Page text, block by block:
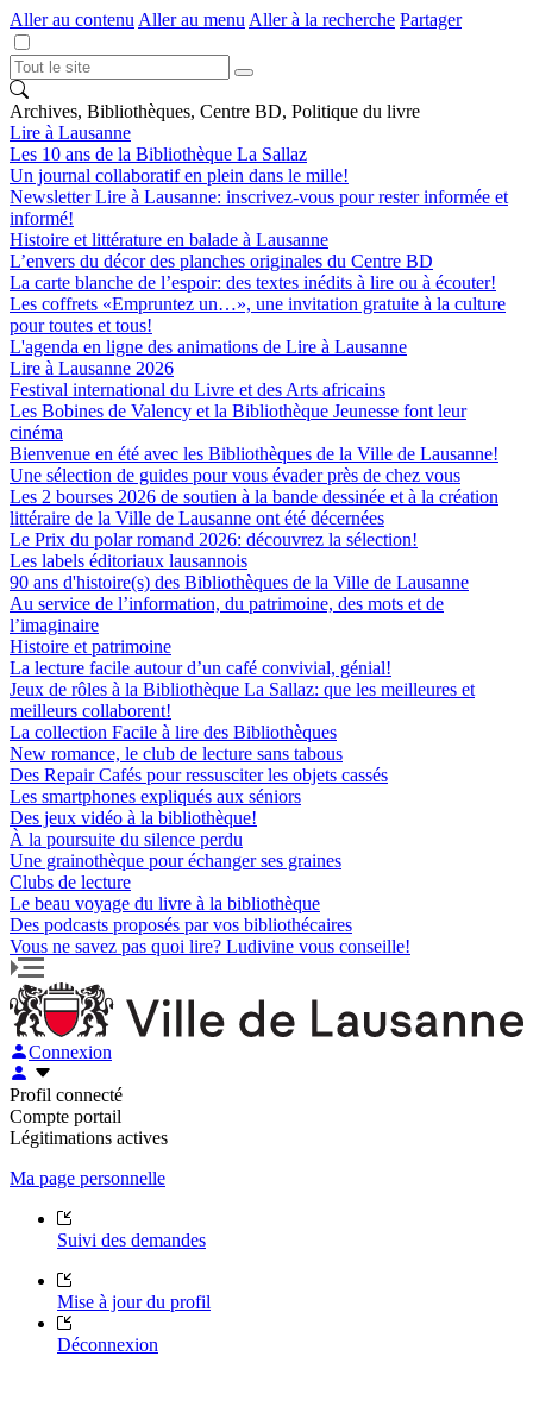
Aller au contenu Aller au menu Aller à la recherche Partager
Archives, Bibliothèques, Centre BD, Politique du livre
Lire à Lausanne
Les 10 ans de la Bibliothèque La Sallaz
Un journal collaboratif en plein dans le mille!
Newsletter Lire à Lausanne: inscrivez-vous pour rester informée et
informé!
Histoire et littérature en balade à Lausanne
L’envers du décor des planches originales du Centre BD
La carte blanche de l’espoir: des textes inédits à lire ou à écouter!
Les coffrets «Empruntez un…», une invitation gratuite à la culture
pour toutes et tous!
L'agenda en ligne des animations de Lire à Lausanne
Lire à Lausanne 2026
Festival international du Livre et des Arts africains
Les Bobines de Valency et la Bibliothèque Jeunesse font leur
cinéma
Bienvenue en été avec les Bibliothèques de la Ville de Lausanne!
Une sélection de guides pour vous évader près de chez vous
Les 2 bourses 2026 de soutien à la bande dessinée et à la création
littéraire de la Ville de Lausanne ont été décernées
Le Prix du polar romand 2026: découvrez la sélection!
Les labels éditoriaux lausannois
90 ans d'histoire(s) des Bibliothèques de la Ville de Lausanne
Au service de l’information, du patrimoine, des mots et de
l’imaginaire
Histoire et patrimoine
La lecture facile autour d’un café convivial, génial!
Jeux de rôles à la Bibliothèque La Sallaz: que les meilleures et
meilleurs collaborent!
La collection Facile à lire des Bibliothèques
New romance, le club de lecture sans tabous
Des Repair Cafés pour ressusciter les objets cassés
Les smartphones expliqués aux séniors
Des jeux vidéo à la bibliothèque!
À la poursuite du silence perdu
Une grainothèque pour échanger ses graines
Clubs de lecture
Le beau voyage du livre à la bibliothèque
Des podcasts proposés par vos bibliothécaires
Vous ne savez pas quoi lire? Ludivine vous conseille!
Connexion
Profil connecté
Compte portail
Légitimations actives
Ma page personnelle
Suivi des demandes
Mise à jour du profil
Déconnexion